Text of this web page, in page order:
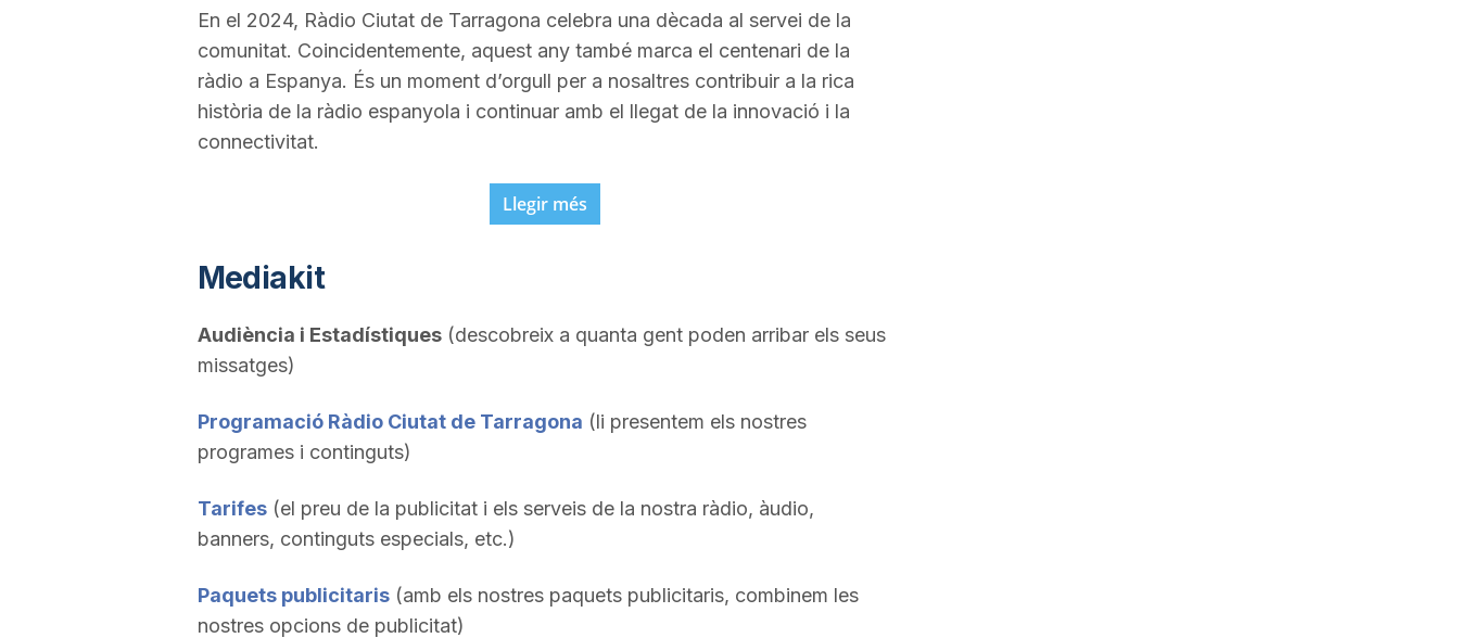
En el 2024, Ràdio Ciutat de Tarragona celebra una dècada al servei de la
comunitat. Coincidentemente, aquest any també marca el centenari de la
ràdio a Espanya. És un moment d’orgull per a nosaltres contribuir a la rica
història de la ràdio espanyola i continuar amb el llegat de la innovació i la
connectivitat.
Llegir més
Mediakit
Audiència i Estadístiques(descobreix a quanta gent poden arribar els seus
missatges)
Programació Ràdio Ciutat de Tarragona (li presentem els nostres
programes i continguts)
Tarifes(el preu de la publicitat i els serveis de la nostra ràdio, àudio,
banners, continguts especials, etc.)
Paquets publicitaris(amb els nostres paquets publicitaris, combinem les
nostres opcions de publicitat)